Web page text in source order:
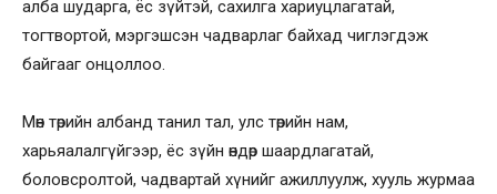
алба шударга, ёс зүйтэй, сахилга хариуцлагатай,
тогтвортой, мэргэшсэн чадварлаг байхад чиглэгдэж
байгааг онцоллоо.
Мөн төрийн албанд танил тал, улс төрийн нам,
харьяалалгүйгээр, ёс зүйн өндөр шаардлагатай,
боловсролтой, чадвартай хүнийг ажиллуулж, хууль журмаа